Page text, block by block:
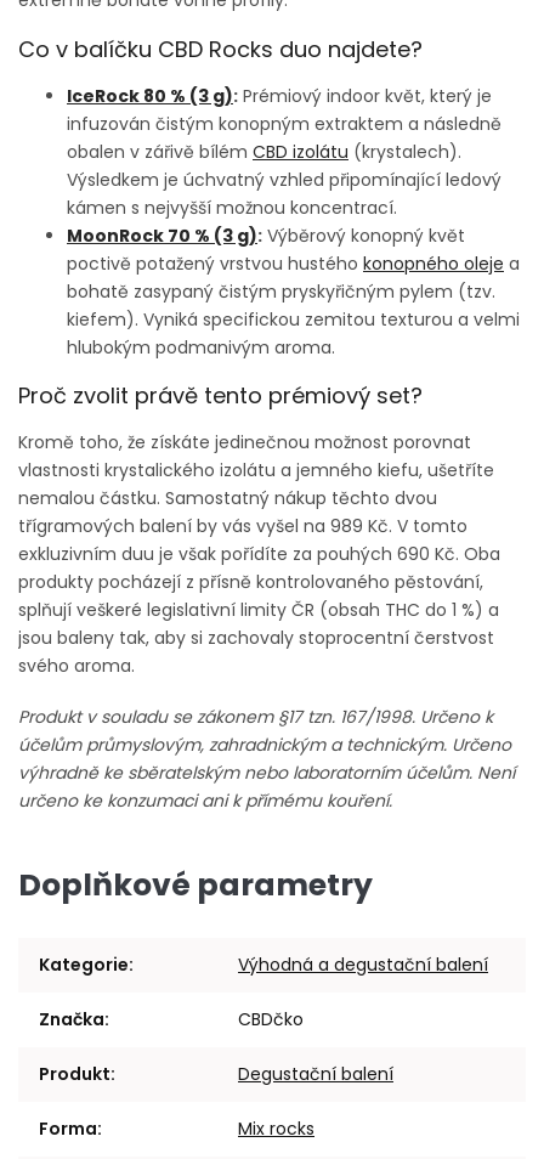
Co v balíčku CBD Rocks duo najdete?
IceRock 80 % (3 g): Prémiový indoor květ, který je
infuzován čistým konopným extraktem a následně
obalen v zářivě bílém CBD izolátu (krystalech).
Výsledkem je úchvatný vzhled připomínající ledový
kámen s nejvyšší možnou koncentrací.
MoonRock 70 % (3 g): Výběrový konopný květ
poctivě potažený vrstvou hustého konopného oleje a
bohatě zasypaný čistým pryskyřičným pylem (tzv.
kiefem). Vyniká specifickou zemitou texturou a velmi
hlubokým podmanivým aroma.
Proč zvolit právě tento prémiový set?
Kromě toho, že získáte jedinečnou možnost porovnat
vlastnosti krystalického izolátu a jemného kiefu, ušetříte
nemalou částku. Samostatný nákup těchto dvou
třígramových balení by vás vyšel na 989 Kč. V tomto
exkluzivním duu je však pořídíte za pouhých 690 Kč. Oba
produkty pocházejí z přísně kontrolovaného pěstování,
splňují veškeré legislativní limity ČR (obsah THC do 1 %) a
jsou baleny tak, aby si zachovaly stoprocentní čerstvost
svého aroma.
Produkt v souladu se zákonem §17 tzn. 167/1998. Určeno k
účelům průmyslovým, zahradnickým a technickým. Určeno
výhradně ke sběratelským nebo laboratorním účelům. Není
určeno ke konzumaci ani k přímému kouření.
Doplňkové parametry
Kategorie: Výhodná a degustační balení
Značka: CBDčko
Produkt: Degustační balení
Forma: Mix rocks